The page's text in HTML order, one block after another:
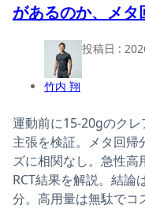
があるのか、メ
竹内 翔
投稿日 :
運動前に15-20gのク
主張を検証。メタ回帰
ズに相関なし。急性高
RCT結果を解説。結
分。高用量は無駄でコ